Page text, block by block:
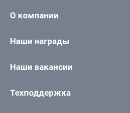
О компании
Наши награды
Наши вакансии
Техподдержка